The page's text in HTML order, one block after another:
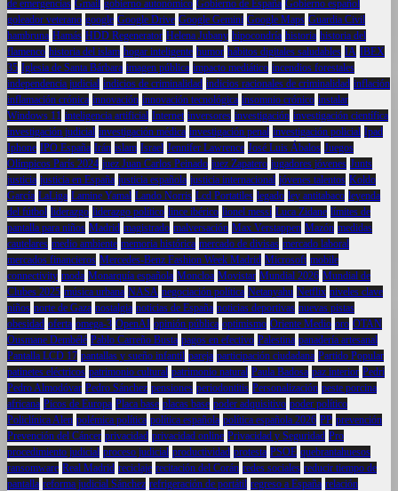
de emergencias Gmail gobierno autonómico Gobierno de España Gobierno español
goleador veterano google Google Drive Google Gemini Google Maps Guardia Civil
hambruna Hamás HDD Regenerator Helena Jubany hipocondría historia historia del
flamenco historia del islam hogar inteligente humor hábitos digitales saludables IA IBEX
35 Iglesia de Santa Bárbara imagen pública impacto mediático incendios forestales
independencia judicial indicios de criminalidad indicios racionales de criminalidad inflación
inflamación crónica innovación innovación tecnológica insomnio crónico instalar
Windows 11 inteligencia artificial Internet inversores investigación investigación científica
investigación judicial investigación médica investigación penal investigación policial Ipad
Iphone IPO España Irán islam Israel Jennifer Lawrence José Luis Ábalos Juegos
Olímpicos París 2024 juez Juan Carlos Peinado juez Zapatero jugadores jóvenes Junts
justicia justicia en España justicia española justicia internacional jóvenes talentos Koldo
García LaLiga Lamine Yamal Lando Norris Lcd Portatiles legado ley antitabaco leyenda
del fútbol liderazgo liderazgo político lince ibérico lionel messi Luca Zidane límites de
pantalla para niños Madrid magistrado malversación Max Verstappen Mazón medidas
cautelares medio ambiente memoria histórica mercado de divisas mercado laboral
mercados financieros Mercedes-Benz Fashion Week Madrid Microsoft mobile
connectivity moda Monarquía española Moncloa Movistar Mundial 2026 Mundial de
Clubes 2025 música urbana NASA negociación política Netanyahu Netflix niveles clave
niños norte de Gaza nostalgia noticias de España noticias deportivas nuevas pistas
obesidad oferta omega-3 OpenAI opinión pública optimismo Oriente Medio oro OTAN
Ousmane Dembélé Pablo Carreño Busta pagos en efectivo Palestina panadería artesanal
Pantalla LCD 17 pantallas y sueño infantil pareja participación ciudadana Partido Popular
patinetes eléctricos patrimonio cultural patrimonio natural Paula Badosa paz interior Pedri
Pedro Almodóvar Pedro Sánchez pensiones periodontitis Personalización peste porcina
africana Picos de Europa Placa base placas base poder adquisitivo poder político
Policlínica Alen polémica política política española política española 2026 PP prevención
Prevención del Cáncer privacidad privacidad online Privacidad y Seguridad Pro
procedimiento judicial proceso judicial productividad protesta PSOE quebrantahuesos
ransomware Real Madrid reciclaje recitación del Corán redes sociales reducir tiempo de
pantalla reforma judicial Sánchez refrigeración de portátil regreso a España relación